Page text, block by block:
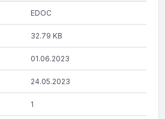
EDOC
32.79 KB
01.06.2023
24.05.2023
1